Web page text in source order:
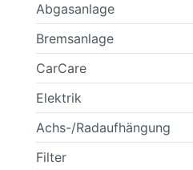
Abgasanlage
Bremsanlage
CarCare
Elektrik
Achs-/Radaufhängung
Filter